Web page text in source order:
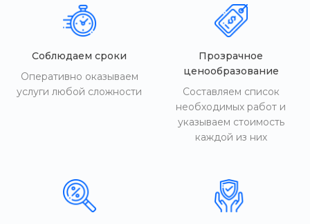
Соблюдаем сроки
Оперативно оказываем
услуги любой сложности
Прозрачное
ценообразование
Составляем список
необходимых работ и
указываем стоимость
каждой из них